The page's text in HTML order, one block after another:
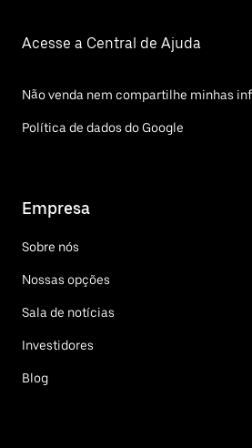
Acesse a Central de Ajuda
Não venda nem compartilhe minhas
Política de dados do Google
Empresa
Sobre nós
Nossas opções
Sala de notícias
Investidores
Blog